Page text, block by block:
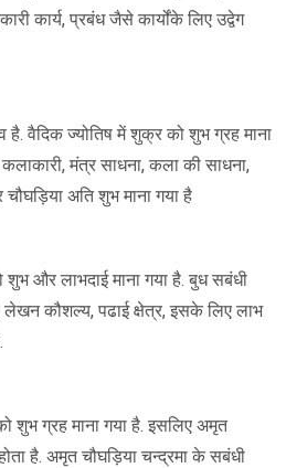
कार्य, प्रबंध जैसे कार्योंके लिए उद्वेग
है. वैदिक ज्योतिष में शुक्र को शुभ ग्रह माना
मंत्र साधना, कला की साधना,
अति शुभ माना गया है
और लाभदाई माना गया है. बुध सबंधी
लेखन कौशल्य, पढाई क्षेत्र, इसके लिए लाभ
शुभ ग्रह माना गया है. इसलिए अमृत
है. अमृत चौघड़िया चन्द्रमा के सबंधी